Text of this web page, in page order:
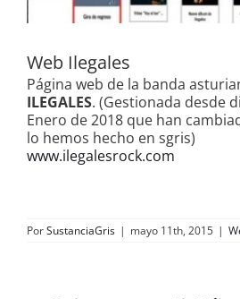
Web Ilegales
Página web de la banda
ILEGALES. (Gestionada desde
Enero de 2018 que han
lo hemos hecho en sgris)
www.ilegalesrock.com
PorSustanciaGris | mayo 11th, 2015 |